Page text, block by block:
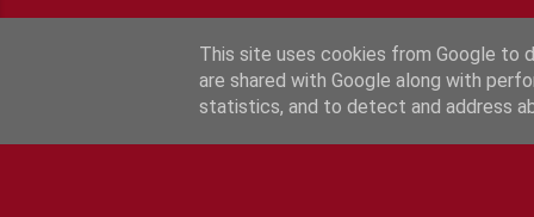
This site uses cookies from Google to
are shared with Google along with
statistics, and to detect and address